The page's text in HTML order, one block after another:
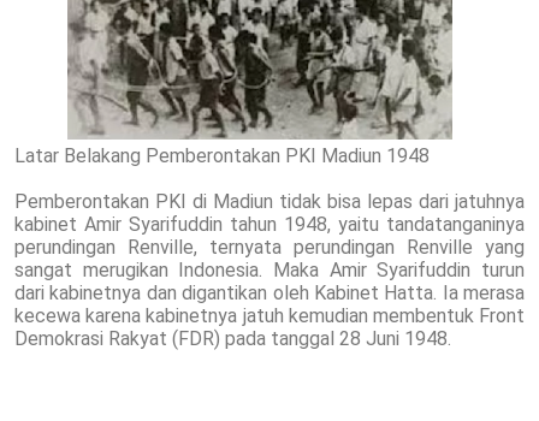
Latar Belakang Pemberontakan PKI Madiun 1948
Pemberontakan PKI di Madiun tidak bisa lepas dari jatuhnya
kabinet Amir Syarifuddin tahun 1948, yaitu tandatanganinya
perundingan Renville, ternyata perundingan Renville yang
sangat merugikan Indonesia. Maka Amir Syarifuddin turun
dari kabinetnya dan digantikan oleh Kabinet Hatta. Ia merasa
kecewa karena kabinetnya jatuh kemudian membentuk Front
Demokrasi Rakyat (FDR) pada tanggal 28 Juni 1948.